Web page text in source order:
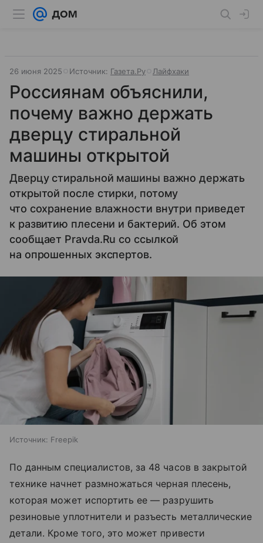
26 июня 2025 Источник: Газета.Ру Лайфхаки
Россиянам объяснили,
почему важно держать
дверцу стиральной
машины открытой
Дверцу стиральной машины важно держать
открытой после стирки, потому
что сохранение влажности внутри приведет
к развитию плесени и бактерий. Об этом
сообщает Pravda.Ru со ссылкой
на опрошенных экспертов.
Источник: Freepik
По данным специалистов, за 48 часов в закрытой
технике начнет размножаться черная плесень,
которая может испортить ее — разрушить
резиновые уплотнители и разъесть металлические
детали. Кроме того, это может привести